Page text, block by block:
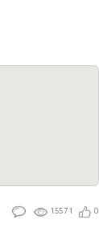
15571 0